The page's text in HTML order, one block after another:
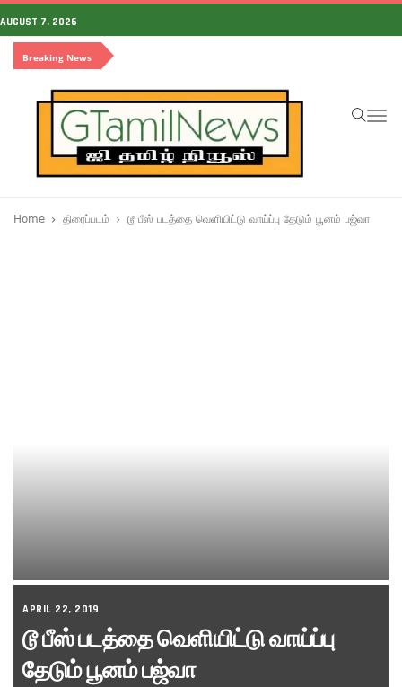
AUGUST 7, 2026
Breaking News
Home திரைப்படம் டூ பீஸ் படத்தை வெளியிட்டு வாய்ப்பு தேடும் பூனம் பஜ்வா
APRIL 22, 2019
டூ பீஸ் படத்தை வெளியிட்டு வாய்ப்பு
தேடும் பூனம் பஜ்வா